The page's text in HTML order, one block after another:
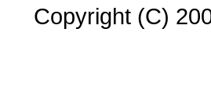
Copyright (C)